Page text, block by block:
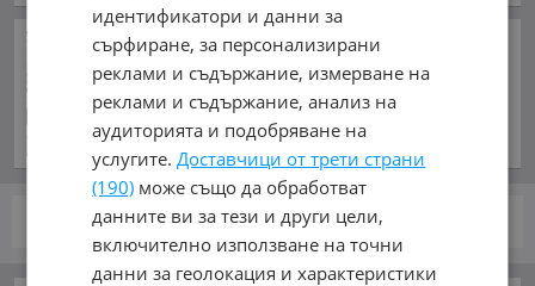
Британската МИ 6 ли
командва в МВнР?
преди 15 часа и 33 минути
стр. от 1
идентификатори и данни за
сърфиране, за персонализирани
реклами и съдържание, измерване на
реклами и съдържание, анализ на
аудиторията и подобряване на
услугите.Доставчици от трети страни
(190) може също да обработват
данните ви за тези и други цели,
включително използване на точни
данни за геолокация и характеристики